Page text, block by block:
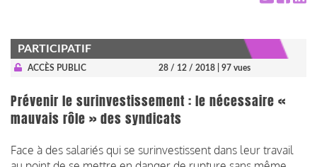
PARTICIPATIF
ACCÈS PUBLIC 28 / 12 / 2018 | 97 vues
Prévenir le surinvestissement : le nécessaire «
mauvais rôle » des syndicats
Face à des salariés qui se surinvestissent dans leur travail